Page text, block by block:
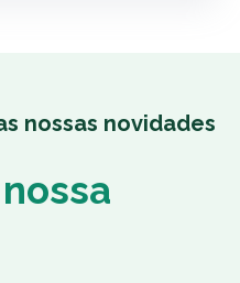
nossas novidades